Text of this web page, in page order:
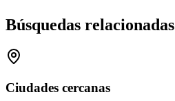
Búsquedas relacionadas
Ciudades cercanas